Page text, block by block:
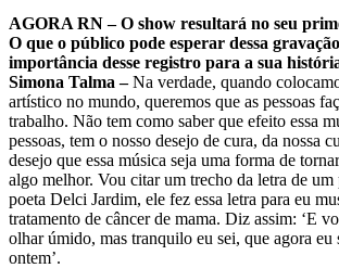
AGORA RN – O show resultará no seu
O que o público pode esperar dessa
importância desse registro para a sua
Simona Talma –Na verdade, quando
artístico no mundo, queremos que as pessoas
trabalho. Não tem como saber que efeito essa
pessoas, tem o nosso desejo de cura, da nossa
desejo que essa música seja uma forma de
algo melhor. Vou citar um trecho da letra de
poeta Delci Jardim, ele fez essa letra para eu
tratamento de câncer de mama. Diz assim: ‘E
olhar úmido, mas tranquilo eu sei, que agora eu
ontem’.